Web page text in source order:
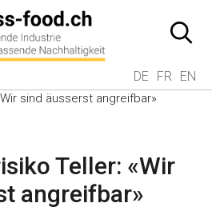
DE FR EN
Teller: «Wir
angreifbar»